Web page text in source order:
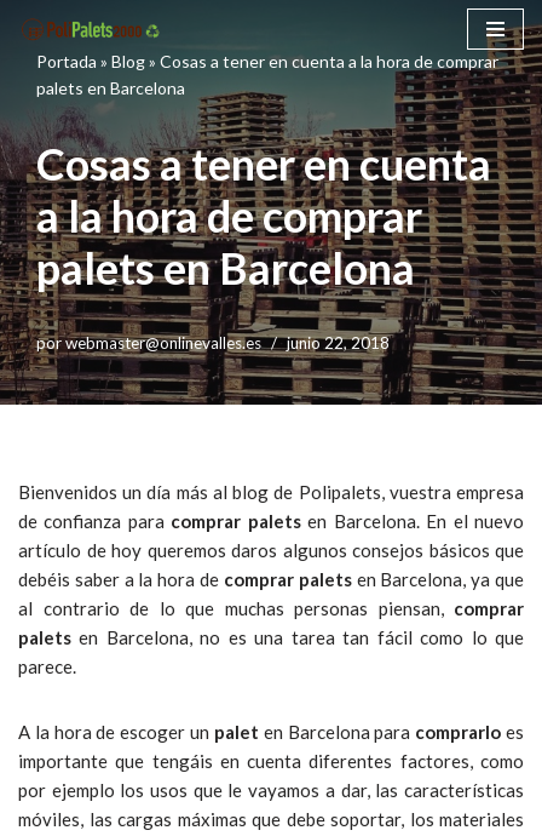
Saltar
contenido
Portada » Blog» Cosas a tener en cuenta a la hora de comprar
palets en Barcelona
Cosas a tener en cuenta
a la hora de comprar
palets en Barcelona
porwebmaster@onlinevalles.es junio 22, 2018
Bienvenidos un día más al blog de Polipalets, vuestra empresa
de confianza para comprar paletsen Barcelona. En el nuevo
artículo de hoy queremos daros algunos consejos básicos que
debéis saber a la hora de comprar paletsen Barcelona, ya que
al contrario de lo que muchas personas piensan, comprar
palets en Barcelona, no es una tarea tan fácil como lo que
parece.
A la hora de escoger un palet en Barcelona para comprarlo es
importante que tengáis en cuenta diferentes factores, como
por ejemplo los usos que le vayamos a dar, las características
móviles, las cargas máximas que debe soportar, los materiales